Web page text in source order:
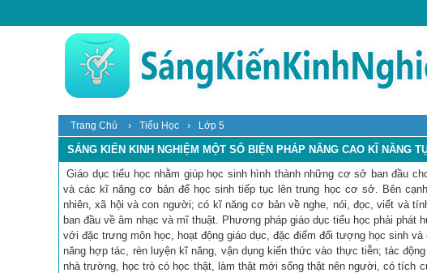
Trang Chủ › Tiểu Học › Lớp 5
SÁNG KIẾN KINH NGHIỆM MỘT SỐ BIỆN PHÁP NÂNG CAO KĨ NĂNG
Giáo dục tiểu học nhằm giúp học sinh hình thành những cơ sở ban đầu
và các kĩ năng cơ bản để học sinh tiếp tục lên trung học cơ sở. Bên
nhiên, xã hội và con người; có kĩ năng cơ bản về nghe, nói, đọc, viết và
ban đầu về âm nhạc và mĩ thuật. Phương pháp giáo dục tiểu học phải
với đặc trưng môn học, hoạt động giáo dục, đặc điểm đối tượng học sinh
năng hợp tác, rèn luyện kĩ năng, vận dụng kiến thức vào thực tiễn; tác
nhà trường, học trò có học thật, làm thật mới sống thật nên người, có